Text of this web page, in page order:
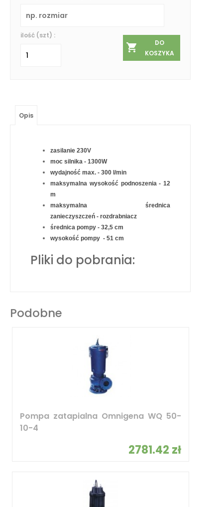
ilość (szt) :
DO
KOSZYKA
Opis
zasilanie 230V
moc silnika - 1300W
wydajność max. - 300 l/min
maksymalna wysokość podnoszenia - 12
m
maksymalna średnica
zanieczyszczeń - rozdrabniacz
średnica pompy - 32,5 cm
wysokość pompy - 51 cm
Pliki do pobrania:
Podobne
Pompa zatapialna Omnigena WQ 50-
10-4
2781.42 zł